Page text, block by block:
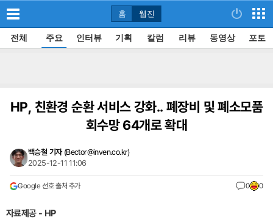
홈 웹진
전체 주요 인터뷰 기획 칼럼 리뷰 동영상 포토
HP, 친환경 순환 서비스 강화.. 폐장비 및 폐소모품
회수망 64개로 확대
백승철 기자 (Bector@inven.co.kr)
2025-12-11 11:06
Google 선호 출처 추가 0 0
자료제공 - HP